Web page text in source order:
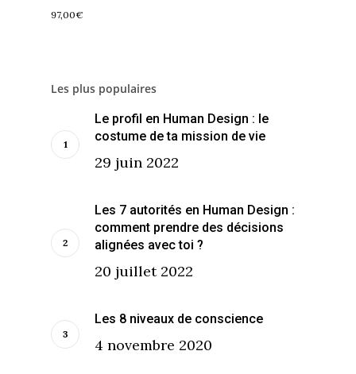
97,00€
Les plus populaires
Le profil en Human Design : le
costume de ta mission de vie
29 juin 2022
Les 7 autorités en Human Design :
comment prendre des décisions
alignées avec toi ?
20 juillet 2022
Les 8 niveaux de conscience
4 novembre 2020